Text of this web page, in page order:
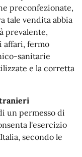
preconfezionate,
tale vendita abbia
prevalente,
affari, fermo
sanitarie
e la corretta
un permesso di
l'esercizio
secondo le